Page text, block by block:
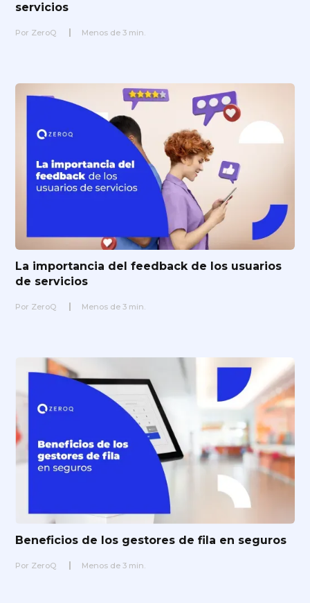
servicios
Por ZeroQ Menos de 3 min.
La importancia del feedback de los usuarios
de servicios
Por ZeroQ Menos de 3 min.
Beneficios de los gestores de fila en seguros
Por ZeroQ Menos de 3 min.